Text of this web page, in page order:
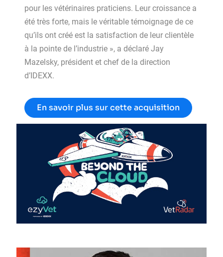
pour les vétérinaires praticiens. Leur croissance a
été très forte, mais le véritable témoignage de ce
qu’ils ont créé est la satisfaction de leur clientèle
à la pointe de l’industrie », a déclaré Jay
Mazelsky, président et chef de la direction
d’IDEXX.
En savoir plus sur cette acquisition